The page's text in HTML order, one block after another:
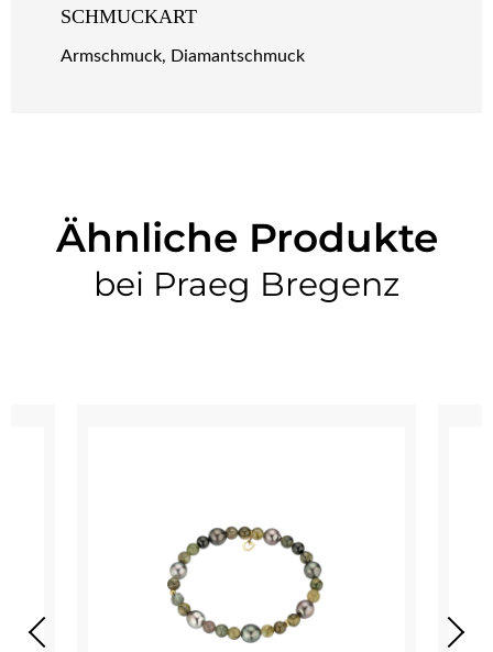
SCHMUCKART
Armschmuck, Diamantschmuck
Ähnliche Produkte
bei Praeg Bregenz